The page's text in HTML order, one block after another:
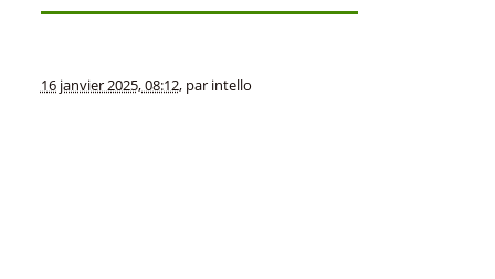
16 janvier 2025, 08:12, par intello